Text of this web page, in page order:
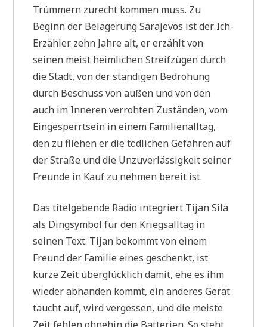
Trümmern zurecht kommen muss. Zu
Beginn der Belagerung Sarajevos ist der Ich-
Erzähler zehn Jahre alt, er erzählt von
seinen meist heimlichen Streifzügen durch
die Stadt, von der ständigen Bedrohung
durch Beschuss von außen und von den
auch im Inneren verrohten Zuständen, vom
Eingesperrtsein in einem Familienalltag,
den zu fliehen er die tödlichen Gefahren auf
der Straße und die Unzuverlässigkeit seiner
Freunde in Kauf zu nehmen bereit ist.
Das titelgebende Radio integriert Tijan Sila
als Dingsymbol für den Kriegsalltag in
seinen Text. Tijan bekommt von einem
Freund der Familie eines geschenkt, ist
kurze Zeit überglücklich damit, ehe es ihm
wieder abhanden kommt, ein anderes Gerät
taucht auf, wird vergessen, und die meiste